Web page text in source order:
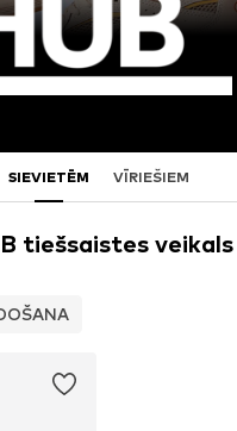
SIEVIETĒM VĪRIEŠIEM
tiešsaistes veikals